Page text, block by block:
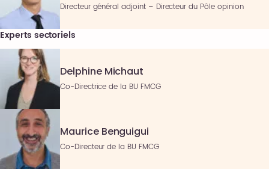
Directeur général adjoint – Directeur du Pôle opinion
Experts sectoriels
Delphine Michaut
Co-Directrice de la BU FMCG
Maurice Benguigui
Co-Directeur de la BU FMCG